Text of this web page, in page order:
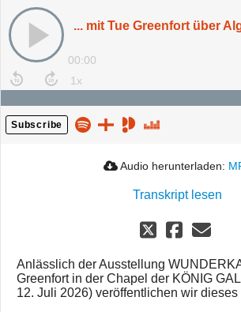
00:00
Subscribe
Audio herunterladen:
Transkript lesen
Anlässlich der Ausstellung
Greenfort in der Chapel der KÖNIG
12. Juli 2026) veröffentlichen wir dieses